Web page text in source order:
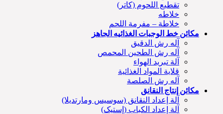
تقطيع اللحوم (کاتر)
خلاطه
خلاطة – مفرمة اللحم
مكائن خط الوجبات الغذائیه الجاهز
آله رش الدقیق
آله رش الطحين المحمص
آلة تبريد الهواء
قلاية المواد الغذائية
آله رش الصلصة
مكائن إنتاج النقانق
آلة إعداد النقانق (سوسیس ومارتديلا)
آلة إعداد الكباب (إستيک)